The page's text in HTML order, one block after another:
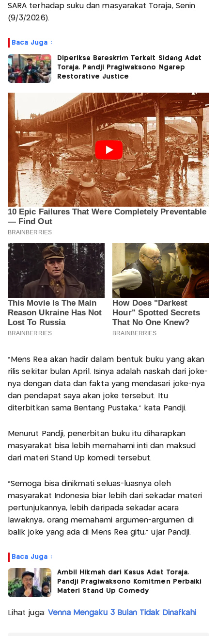
SARA terhadap suku dan masyarakat Toraja, Senin
(9/3/2026).
Baca Juga :
Diperiksa Bareskrim Terkait Sidang Adat
Toraja, Pandji Pragiwaksono Ngarep
Restorative Justice
"Mens Rea akan hadir dalam bentuk buku yang akan
rilis sekitar bulan April. Isinya adalah naskah dari joke-
nya dengan data dan fakta yang mendasari joke-nya
dan pendapat saya akan joke tersebut. Itu
diterbitkan sama Bentang Pustaka," kata Pandji.
Menurut Pandji, penerbitan buku itu diharapkan
masyarakat bisa lebih memahami inti dan maksud
dari materi Stand Up komedi tersebut.
"Semoga bisa dinikmati seluas-luasnya oleh
masyarakat Indonesia biar lebih dari sekadar materi
pertunjukannya, lebih daripada sekadar acara
lawaknya, orang memahami argumen-argumen di
balik joke yang ada di Mens Rea gitu," ujar Pandji.
Baca Juga :
Ambil Hikmah dari Kasus Adat Toraja,
Pandji Pragiwaksono Komitmen Perbaiki
Materi Stand Up Comedy
Lihat juga: Venna Mengaku 3 Bulan Tidak Dinafkahi